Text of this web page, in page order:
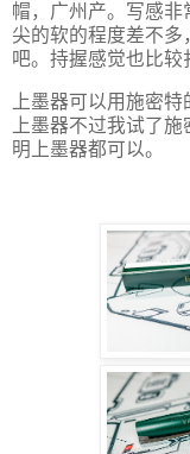
帽，广州产。写感
尖的软的程度差不多
吧。持握感觉也比较
上墨器可以用施密
上墨器不过我试了
明上墨器都可以。